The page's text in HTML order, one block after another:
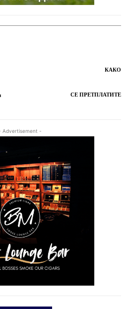
КАКО
СЕ ПРЕТПЛАТИТЕ
Advertisement -